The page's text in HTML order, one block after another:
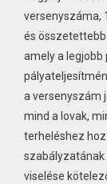
versenyszáma,
és
amely a legjobb
a versenyszám
mind a lovak,
terheléshez
szabályzatának
viselése